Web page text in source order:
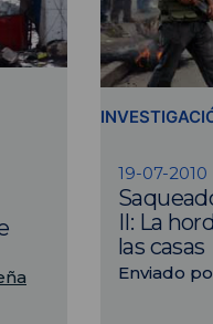
19-07-2010
II: La
las casas
Enviado